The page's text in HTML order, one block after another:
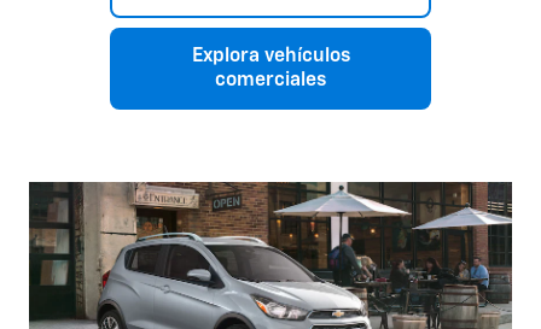
Explora vehículos
comerciales